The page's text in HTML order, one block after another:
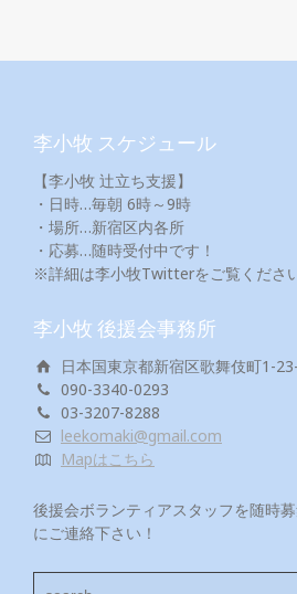
李小牧 スケジュール
【李小牧 辻立ち支援】
・日時…毎朝 6時～9時
・場所…新宿区内各所
・応募…随時受付中です！
※詳細は李小牧Twitterをご覧くださ
李小牧 後援会事務所
日本国東京都新宿区歌舞伎町1-
090-3340-0293
03-3207-8288
leekomaki@gmail.com
Mapはこちら
後援会ボランティアスタッフを随時
にご連絡下さい！